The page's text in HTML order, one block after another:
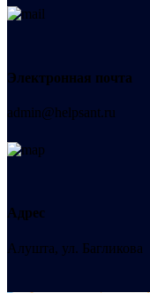
Электронная почта
admin@helpsant.ru
Адрес
Алушта, ул. Багликова